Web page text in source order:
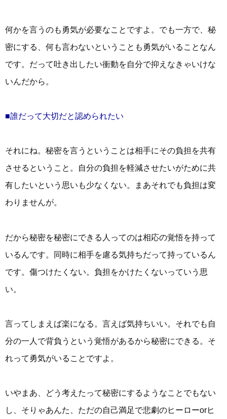
何かを言うのも勇気が必要なことですよ。でも一方で、秘
密にする、何も言わないということも勇気がいることなん
です。だって吐き出したい衝動を自分で抑えなきゃいけな
いんだから。
■誰だって大切だと認められたい
それにね。秘密を言うということは相手にその負担を共有
させるということ。自分の負担を軽減させたいがために共
有したいという思いも少なくない。まあそれでも負担は変
わりませんが。
だから秘密を秘密にできる人ってのは相応の覚悟を持って
いるんです。同時に相手を慮る気持ちだって持っているん
です。傷つけたくない。負担をかけたくないっていう思
い。
言ってしまえば楽になる。言えば気持ちいい。それでも自
分の一人で背負うという覚悟があるから秘密にできる。そ
れって勇気がいることですよ。
いやまあ、どう考えたって秘密にするようなことでもない
し、そりゃあんた、ただの自己満足で悲劇のヒーローorヒ